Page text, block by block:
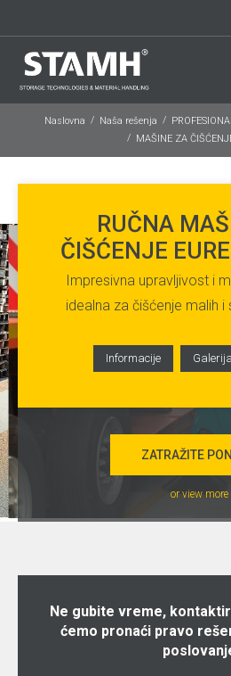
Naslovna Naša rešenja
MAŠINE ZA
RUČNA
ČIŠĆENJE
Impresivna upravljivost i
idealna za čišćenje malih i
Informacije Galerija
ZATRAŽITE
or view more
Ne gubite vreme,
ćemo pronaći pravo